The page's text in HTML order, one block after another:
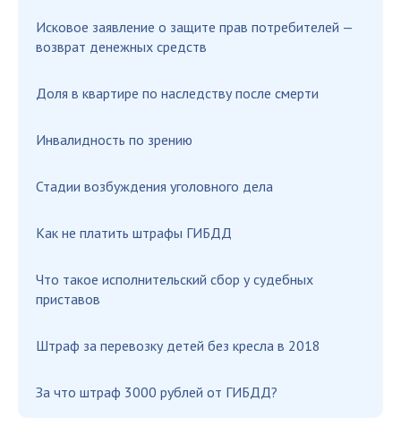
Исковое заявление о защите прав потребителей —
возврат денежных средств
Доля в квартире по наследству после смерти
Инвалидность по зрению
Стадии возбуждения уголовного дела
Как не платить штрафы ГИБДД
Что такое исполнительский сбор у судебных
приставов
Штраф за перевозку детей без кресла в 2018
За что штраф 3000 рублей от ГИБДД?